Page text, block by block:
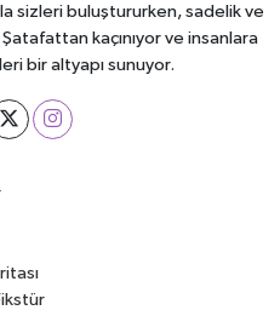
sizleri buluştururken, sadelik ve
kaçınıyor ve insanlara
bir altyapı sunuyor.